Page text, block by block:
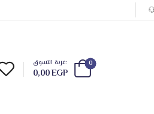
عربة التسوق:
0,00EGP
0